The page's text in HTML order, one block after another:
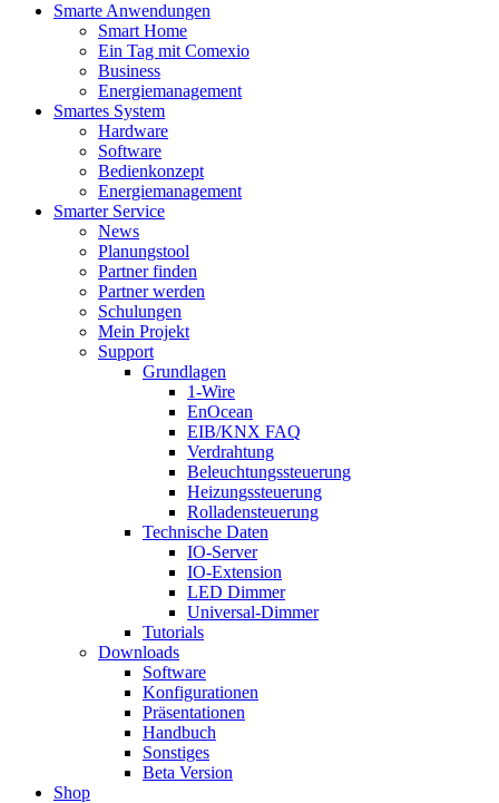
Smarte Anwendungen
Smart Home
Ein Tag mit Comexio
Business
Energiemanagement
Smartes System
Hardware
Software
Bedienkonzept
Energiemanagement
Smarter Service
News
Planungstool
Partner finden
Partner werden
Schulungen
Mein Projekt
Support
Grundlagen
1-Wire
EnOcean
EIB/KNX FAQ
Verdrahtung
Beleuchtungssteuerung
Heizungssteuerung
Rolladensteuerung
Technische Daten
IO-Server
IO-Extension
LED Dimmer
Universal-Dimmer
Tutorials
Downloads
Software
Konfigurationen
Präsentationen
Handbuch
Sonstiges
Beta Version
Shop